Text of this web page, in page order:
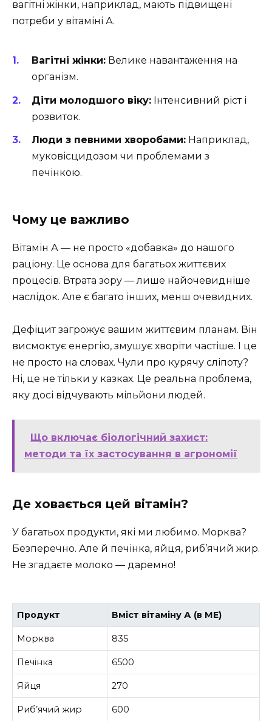
вагітні жінки, наприклад, мають підвищені
потреби у вітаміні А.
Вагітні жінки: Велике навантаження на
організм.
Діти молодшого віку: Інтенсивний ріст і
розвиток.
Люди з певними хворобами: Наприклад,
муковісцидозом чи проблемами з
печінкою.
Чому це важливо
Вітамін А — не просто «добавка» до нашого
раціону. Це основа для багатьох життєвих
процесів. Втрата зору — лише найочевидніше
наслідок. Але є багато інших, менш очевидних.
Дефіцит загрожує вашим життєвим планам. Він
висмоктує енергію, змушує хворіти частіше. І це
не просто на словах. Чули про курячу сліпоту?
Ні, це не тільки у казках. Це реальна проблема,
яку досі відчувають мільйони людей.
Що включає біологічний захист:
методи та їх застосування в агрономії
Де ховається цей вітамін?
У багатьох продукти, які ми любимо. Морква?
Безперечно. Але й печінка, яйця, риб’ячий жир.
Не згадаєте молоко — даремно!
Продукт Вміст вітаміну А (в МЕ)
Морква 835
Печінка 6500
Яйця 270
Риб’ячий жир 600